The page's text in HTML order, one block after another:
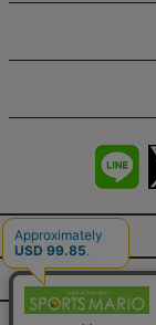
商品レビュー
会社概要（HP）